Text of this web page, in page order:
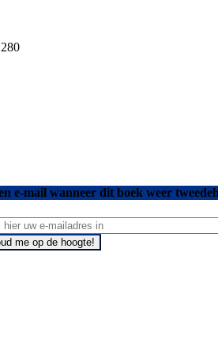
e-mail wanneer dit boek weer
me op de hoogte!